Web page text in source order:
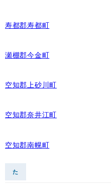
寿都郡寿都町
瀬棚郡今金町
空知郡上砂川町
空知郡奈井江町
空知郡南幌町
た